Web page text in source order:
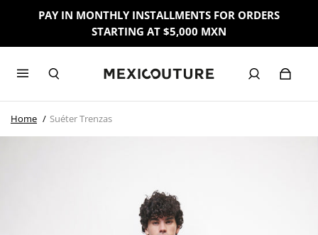
PAY IN MONTHLY INSTALLMENTS FOR ORDERS
STARTING AT $5,000 MXN
Home Suéter Trenzas